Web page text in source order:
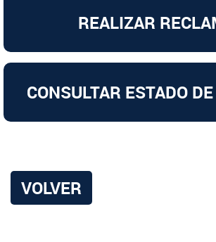
REALIZAR
CONSULTAR ESTADO
VOLVER